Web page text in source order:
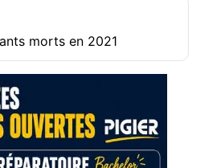
morts en 2021